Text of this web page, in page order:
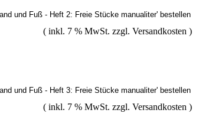
( inkl. 7 % MwSt. zzgl. Versandkosten )
( inkl. 7 % MwSt. zzgl. Versandkosten )